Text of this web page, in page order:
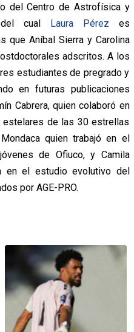
del Centro de Astrofísica y
del cual Laura Pérez es
que Aníbal Sierra y Carolina
adscritos. A los
estudiantes de pregrado y
en futuras publicaciones
Cabrera, quien colaboró en
estelares de las 30 estrellas
quien trabajó en el
de Ofiuco, y Camila
en el estudio evolutivo del
por AGE-PRO.